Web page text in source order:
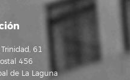
61
456
de La Laguna